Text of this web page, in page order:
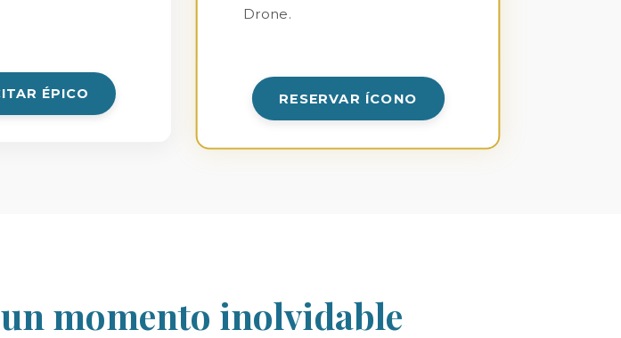
ÉPICO
Drone.
RESERVAR ÍCONO
momento inolvidable